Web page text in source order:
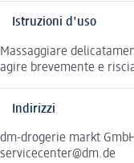
Istruzioni d'uso
Massaggiare
agire brevemente e
Indirizzi
dm-drogerie markt
servicecenter@dm.de